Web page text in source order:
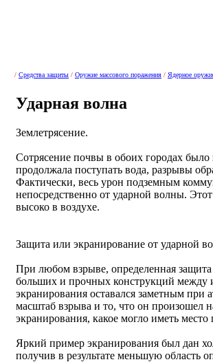
/ Средства защиты / Оружие массового поражения / Ядерное
Ударная волна
Землетрясение.
Сотрясение почвы в обоих городах
продолжала поступать вода, разрывы
Фактически, весь урон подземным
непосредственно от ударной волны.
высоко в воздухе.
Защита или экранирование от ударной
При любом взрыве, определенная
больших и прочных конструкций между
экранирования оставался заметным при
масштаб взрыва и то, что он произошел
экранирования, какое могло иметь
Яркий пример экранирования был дан
получив в результате меньшую область